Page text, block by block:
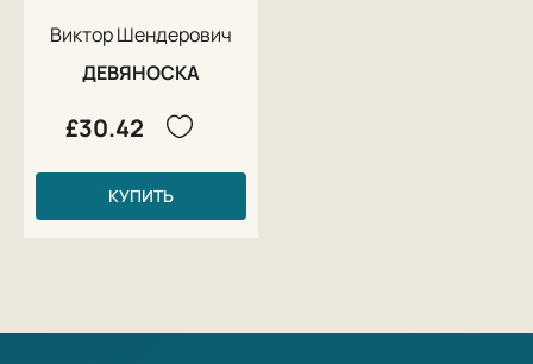
Виктор Шендерович
ДЕВЯНОСКА
£30.42
КУПИТЬ